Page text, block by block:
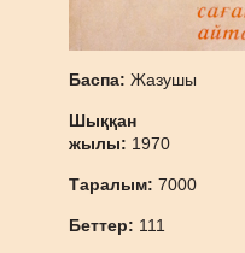
Баспа:Жазушы
Шыққан
жылы: 1970
Таралым:7000
Беттер: 111